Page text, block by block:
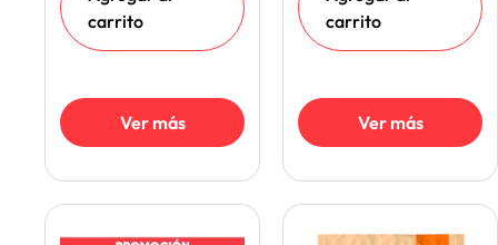
carrito
Ver más
carrito
Ver más